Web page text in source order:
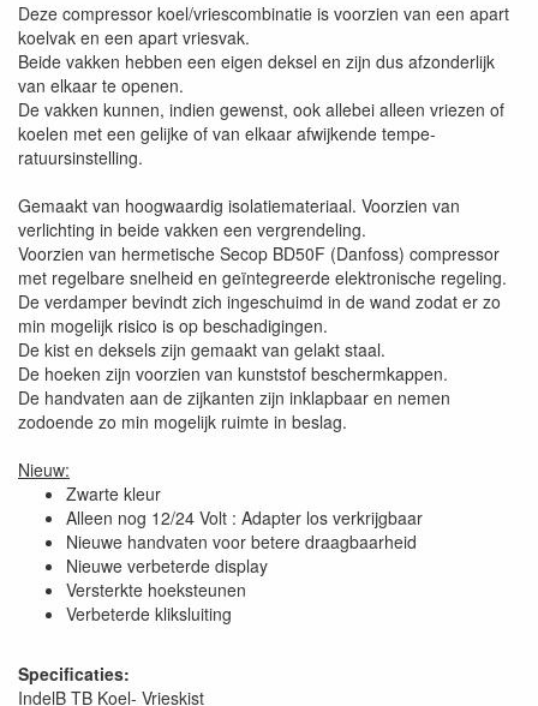
Deze compressor koel/vriescombinatie is voorzien van een apart
koelvak en een apart vriesvak.
Beide vakken hebben een eigen deksel en zijn dus afzonderlijk
van elkaar te openen.
De vakken kunnen, indien gewenst, ook allebei alleen vriezen of
koelen met een gelijke of van elkaar afwijkende tempe-
ratuursinstelling.
Gemaakt van hoogwaardig isolatiemateriaal. Voorzien van
verlichting in beide vakken een vergrendeling.
Voorzien van hermetische Secop BD50F (Danfoss) compressor
met regelbare snelheid en geïntegreerde elektronische regeling.
De verdamper bevindt zich ingeschuimd in de wand zodat er zo
min mogelijk risico is op beschadigingen.
De kist en deksels zijn gemaakt van gelakt staal.
De hoeken zijn voorzien van kunststof beschermkappen.
De handvaten aan de zijkanten zijn inklapbaar en nemen
zodoende zo min mogelijk ruimte in beslag.
Nieuw:
Zwarte kleur
Alleen nog 12/24 Volt : Adapter los verkrijgbaar
Nieuwe handvaten voor betere draagbaarheid
Nieuwe verbeterde display
Versterkte hoeksteunen
Verbeterde kliksluiting
Specificaties:
IndelB TB Koel- Vrieskist